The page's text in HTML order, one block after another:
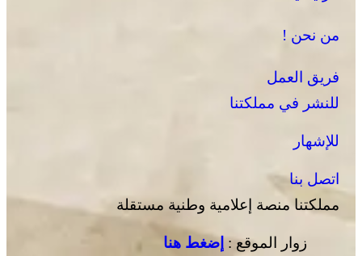
من نحن !
فريق العمل
للنشر في مملكتنا
للإشهار
اتصل بنا
مملكتنا منصة إعلامية وطنية مستقلة
زوار الموقع : إضغط هنا